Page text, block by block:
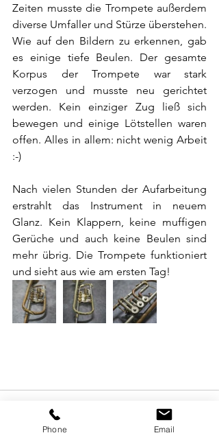
Zeiten musste die Trompete außerdem
diverse Umfaller und Stürze überstehen.
Wie auf den Bildern zu erkennen, gab
es einige tiefe Beulen. Der gesamte
Korpus der Trompete war stark
verzogen und musste neu gerichtet
werden. Kein einziger Zug ließ sich
bewegen und einige Lötstellen waren
offen. Alles in allem: nicht wenig Arbeit
:-)
Nach vielen Stunden der Aufarbeitung
erstrahlt das Instrument in neuem
Glanz. Kein Klappern, keine muffigen
Gerüche und auch keine Beulen sind
mehr übrig. Die Trompete funktioniert
und sieht aus wie am ersten Tag!
Phone Email